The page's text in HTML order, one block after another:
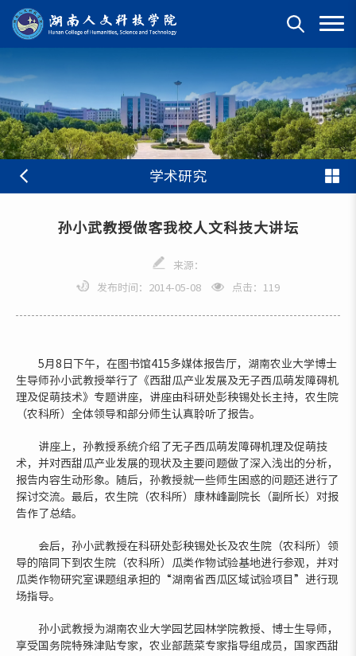
学术研究
孙小武教授做客我校人文科技大讲坛
来源：
发布时间：2014-05-08 点击： 119
5月8日下午，在图书馆415多媒体报告厅，湖南农业大学博士
生导师孙小武教授举行了《西甜瓜产业发展及无子西瓜萌发障碍机
理及促萌技术》专题讲座，讲座由科研处彭秧锡处长主持，农生院
（农科所）全体领导和部分师生认真聆听了报告。
讲座上，孙教授系统介绍了无子西瓜萌发障碍机理及促萌技
术，并对西甜瓜产业发展的现状及主要问题做了深入浅出的分析，
报告内容生动形象。随后，孙教授就一些师生困惑的问题还进行了
探讨交流。最后，农生院（农科所）康林峰副院长（副所长）对报
告作了总结。
会后，孙小武教授在科研处彭秧锡处长及农生院（农科所）领
导的陪同下到农生院（农科所）瓜类作物试验基地进行参观，并对
瓜类作物研究室课题组承担的“湖南省西瓜区域试验项目”进行现
场指导。
孙小武教授为湖南农业大学园艺园林学院教授、博士生导师，
享受国务院特殊津贴专家，农业部蔬菜专家指导组成员，国家西甜